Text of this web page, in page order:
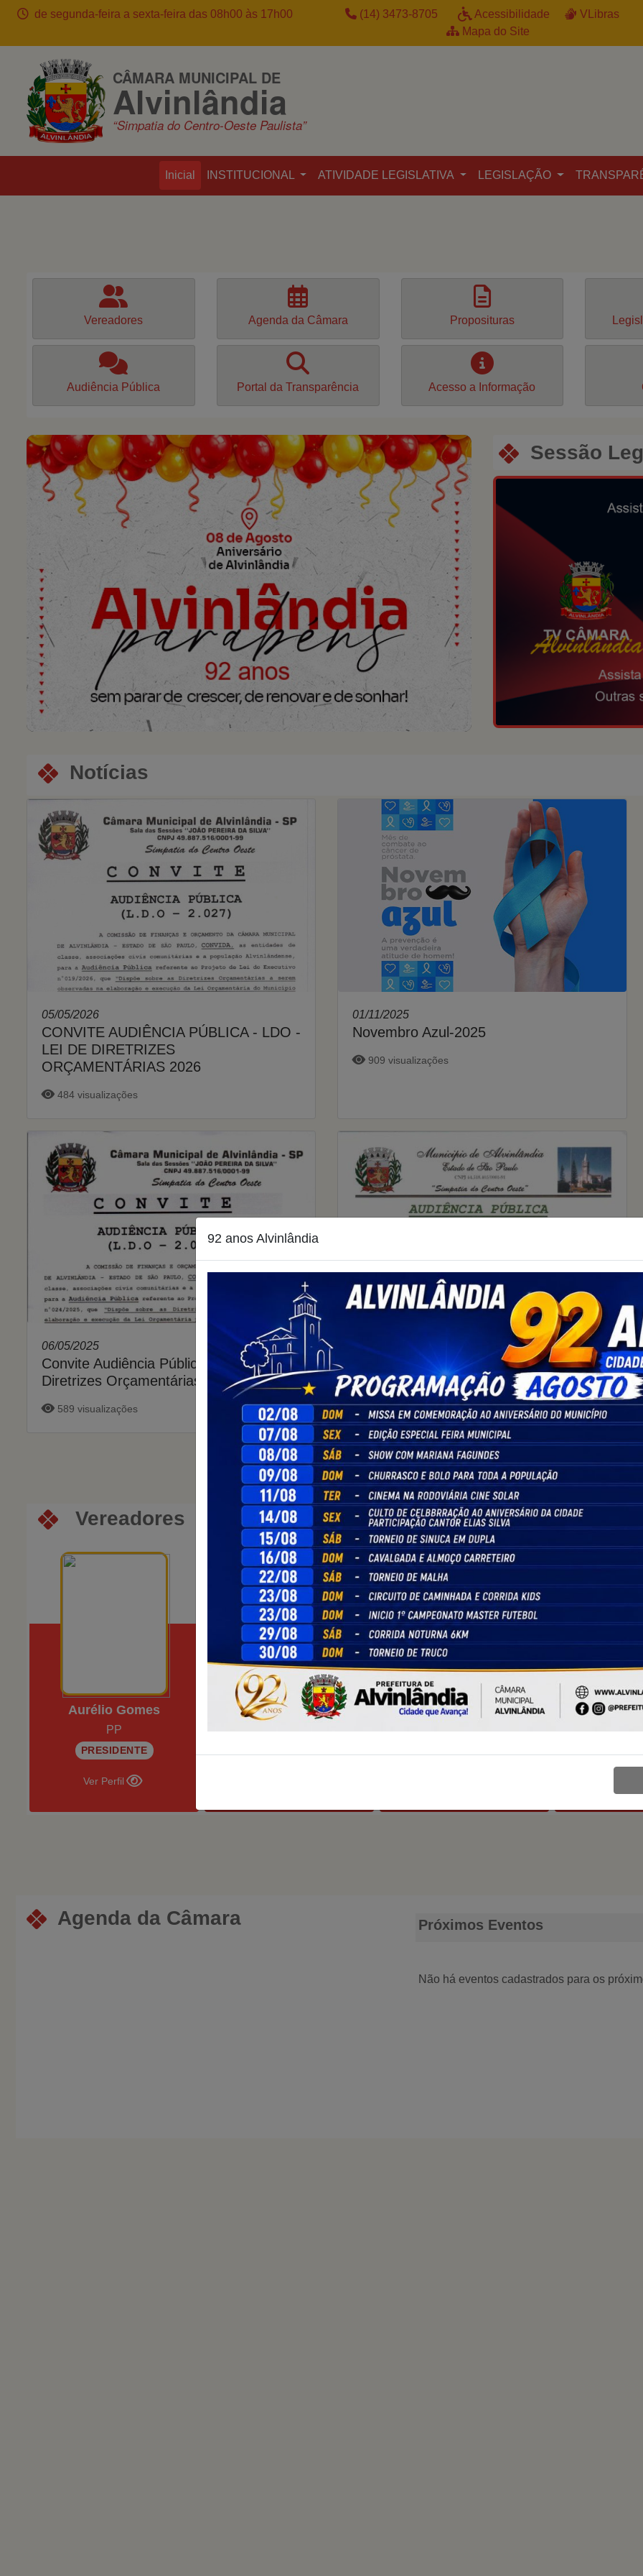
de segunda-feira a sexta-feira das 08h00 às 17h00 (14) 3473-8705 Acessibilidade
VLibras
Mapa do Site
CÂMARA MUNICIPAL DE
Alvinlândia
“Simpatia do Centro-Oeste Paulista”
Inicial INSTITUCIONAL ATIVIDADE LEGISLATIVA LEGISLAÇÃO
92 anos Alvinlândia
Vereadores Agenda da Câmara Proposituras
Audiência Pública Portal da Transparência Acesso a Informação
Previous
Sessão
Notícias
05/05/2026
CONVITE AUDIÊNCIA PÚBLICA - LDO -
LEI DE DIRETRIZES
ORÇAMENTÁRIAS 2026
484 visualizações
01/11/2025
Novembro Azul-2025
909 visualizações
06/05/2025
Convite Audiência Pública - LDO Lei de
Diretrizes Orçamentárias 2026
589 visualizações
01/04/2025
Convite Audiência Pública - LDO Lei de
Diretrizes Orçamentárias-2026
547 visualizações
Vereadores
Aurélio Gomes
PP
PRESIDENTE
Ver Perfil
Celião Elizeu
UNIÃO BRASIL UNIÃO
Agenda da Câmara Próximos Eventos
Não há eventos cadastrados para os